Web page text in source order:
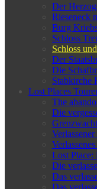
Der
Rieseneck
Burg
Schloss
Schloss
Der
Die
Stabkirche
Lost Places
The
Die
Lost Place:
Die
Das
Das